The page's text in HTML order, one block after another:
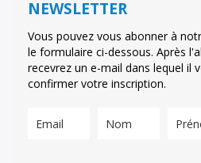
NEWSLETTER
Vous pouvez vous abonner à
le formulaire ci-dessous. Après
recevrez un e-mail dans lequel il
confirmer votre inscription.